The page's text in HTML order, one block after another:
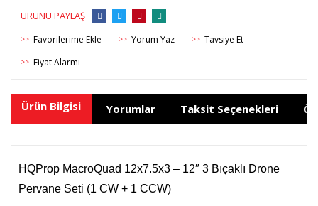
ÜRÜNÜ PAYLAŞ
>> >> Yorum Yaz >> Tavsiye Et
>> Fiyat Alarmı
Ürün Bilgisi Yorumlar Taksit Seçenekleri
HQProp MacroQuad 12x7.5x3 – 12″ 3 Bıçaklı Drone
Pervane Seti (1 CW + 1 CCW)